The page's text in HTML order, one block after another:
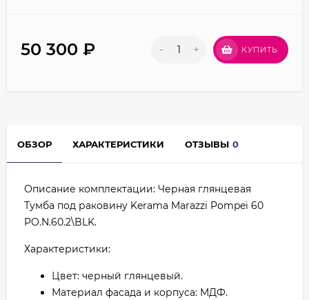
50 300 ₽ - + КУПИТЬ
ОБЗОР ХАРАКТЕРИСТИКИ ОТЗЫВЫ 0
Описание комплектации: Черная глянцевая
Тумба под раковину Kerama Marazzi Pompei 60
PO.N.60.2\BLK.
Характеристики:
Цвет: черный глянцевый.
Материал фасада и корпуса: МДФ.